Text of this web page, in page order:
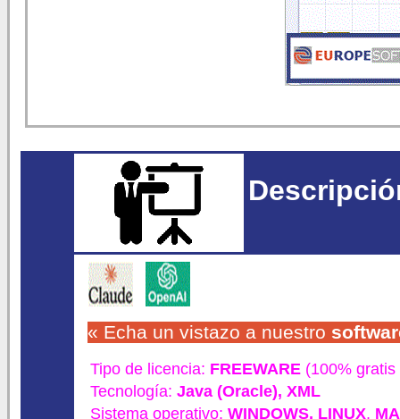
« Echa un vistazo a nuestro
Tipo de licencia: FREEWARE (100%
Tecnología: Java (Oracle), XML
Sistema operativo: WINDOWS, LINUX,